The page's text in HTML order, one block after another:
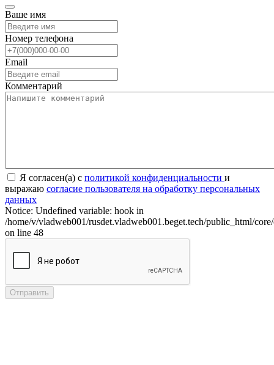
Ваше имя
Номер телефона
Email
Комментарий
Я согласен(а) с политикой конфиденциальности и
выражаю согласие пользователя на обработку персональных
данных
Notice: Undefined variable: hook in
/home/v/vladweb001/rusdet.vladweb001.beget.tech/public_html/
on line 48
Отправить